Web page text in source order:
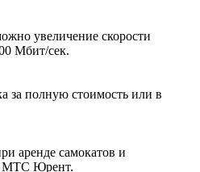
увеличение скорости
Мбит/сек.
за полную стоимость или в
аренде самокатов и
МТС Юрент.